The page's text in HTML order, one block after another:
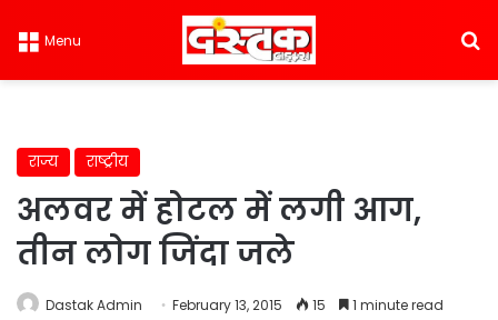
Menu
राज्य राष्ट्रीय
अलवर में होटल में लगी आग,
तीन लोग जिंदा जले
Dastak Admin February 13, 2015 15 1 minute read